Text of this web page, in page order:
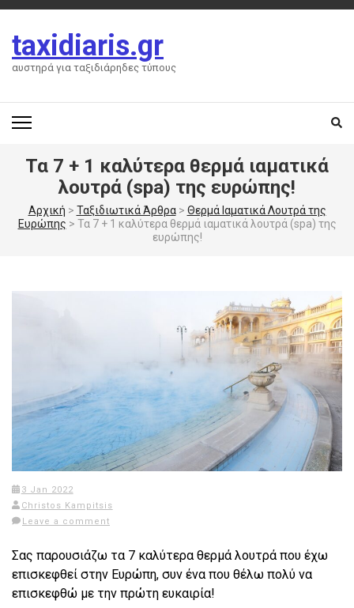
Skip
content
(Press
taxidiaris.gr
αυστηρά για ταξιδιάρηδες τύπους
Τα 7 + 1 καλύτερα θερμά ιαματικά
λουτρά (spa) της ευρώπης!
Αρχική > Ταξιδιωτικά Άρθρα > Θερμά Ιαματικά Λουτρά της
Ευρώπης > Τα 7 + 1 καλύτερα θερμά ιαματικά λουτρά (spa) της
ευρώπης!
3 Jan 2022
Christos Kampitsis
Leave a comment
Σας παρουσιάζω τα 7 καλύτερα θερμά λουτρά που έχω
επισκεφθεί στην Ευρώπη, συν ένα που θέλω πολύ να
επισκεφθώ με την πρώτη ευκαιρία!